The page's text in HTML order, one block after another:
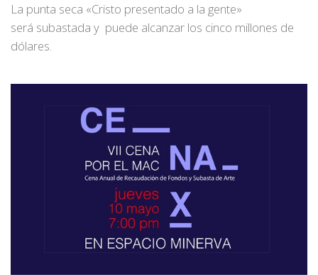
La punta seca «Cristo presentado a la gente»
será subastada y puede alcanzar los cinco millones de
dólares.